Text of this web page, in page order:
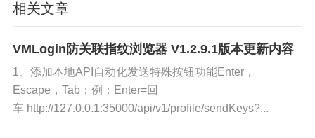
前进
http://127.0.0.1:35000/api/v1/
后退
相关文章
VMLogin防关联指纹浏览器 V1.2.9.1版本更新内容
1、添加本地API自动化发送特殊按钮功能Enter，
Escape，Tab；例：Enter=回
车 http://127.0.0.1:35000/api/v1/profile/sendKeys?...